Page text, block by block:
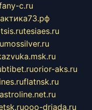
c.ru
tesiaes.ru
mossilver.ru
orior-aks.ru
flatnsk.ru
astroline.net.ru
ooo-driada.ru